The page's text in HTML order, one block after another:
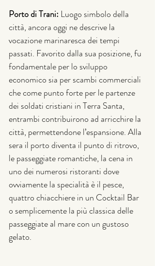
Porto di Trani: Luogo simbolo della
città, ancora oggi ne descrive la
vocazione marinaresca dei tempi
passati. Favorito dalla sua posizione, fu
fondamentale per lo sviluppo
economico sia per scambi commerciali
che come punto forte per le partenze
dei soldati cristiani in Terra Santa,
entrambi contribuirono ad arricchire la
città, permettendone l’espansione. Alla
sera il porto diventa il punto di ritrovo,
le passeggiate romantiche, la cena in
uno dei numerosi ristoranti dove
ovviamente la specialità è il pesce,
quattro chiacchiere in un Cocktail Bar
o semplicemente la più classica delle
passeggiate al mare con un gustoso
gelato.